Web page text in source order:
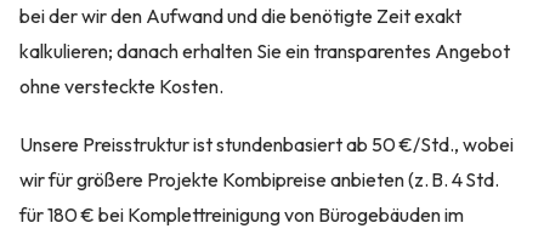
bei der wir den Aufwand und die benötigte Zeit exakt
kalkulieren; danach erhalten Sie ein transparentes Angebot
ohne versteckte Kosten.
Unsere Preisstruktur ist stundenbasiert ab 50 €/Std., wobei
wir für größere Projekte Kombipreise anbieten (z. B. 4 Std.
für 180 € bei Komplettreinigung von Bürogebäuden im